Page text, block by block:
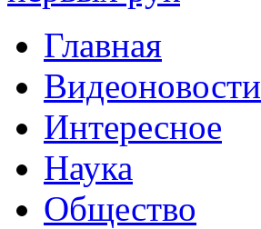
Главная
Видеоновости
Интересное
Наука
Общество